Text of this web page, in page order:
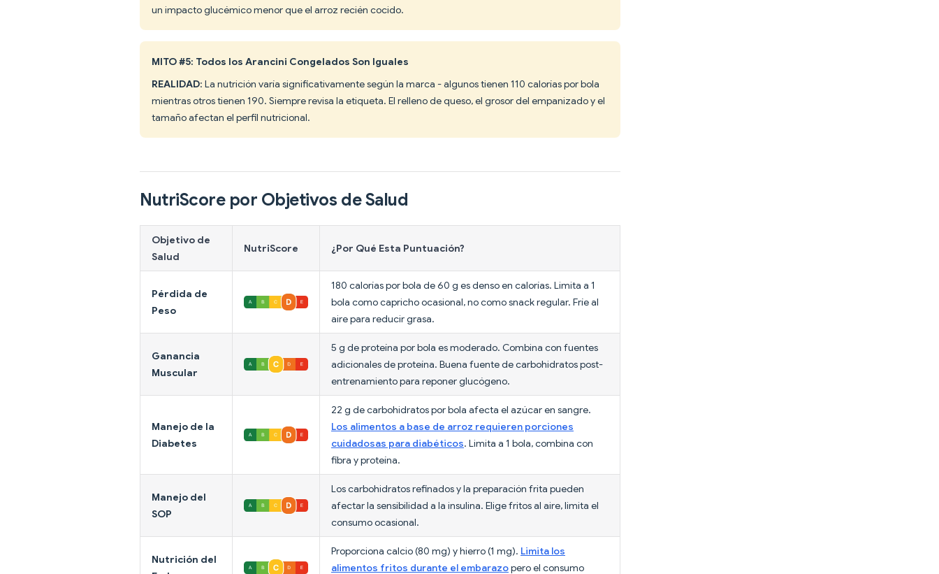
un impacto glucémico menor que el arroz recién cocido.
MITO #5: Todos los Arancini Congelados Son Iguales
REALIDAD: La nutrición varía significativamente según la marca - algunos tienen 110 calorías por bola
mientras otros tienen 190. Siempre revisa la etiqueta. El relleno de queso, el grosor del empanizado y el
tamaño afectan el perfil nutricional.
NutriScore por Objetivos de Salud
Objetivo de
Salud
NutriScore ¿Por Qué Esta Puntuación?
Pérdida de
Peso
180 calorías por bola de 60 g es denso en calorías. Limita a 1
bola como capricho ocasional, no como snack regular. Fríe al
aire para reducir grasa.
Ganancia
Muscular
5 g de proteína por bola es moderado. Combina con fuentes
adicionales de proteína. Buena fuente de carbohidratos post-
entrenamiento para reponer glucógeno.
Manejo de la
Diabetes
22 g de carbohidratos por bola afecta el azúcar en sangre.
Los alimentos a base de arroz requieren porciones
cuidadosas para diabéticos. Limita a 1 bola, combina con
fibra y proteína.
Manejo del
SOP
Los carbohidratos refinados y la preparación frita pueden
afectar la sensibilidad a la insulina. Elige fritos al aire, limita el
consumo ocasional.
Nutrición del
Proporciona calcio (80 mg) y hierro (1 mg). Limita los
alimentos fritos durante el embarazopero el consumo